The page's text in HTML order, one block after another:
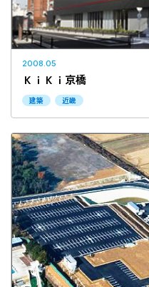
2008.05
ＫｉＫｉ京橋
建築 近畿